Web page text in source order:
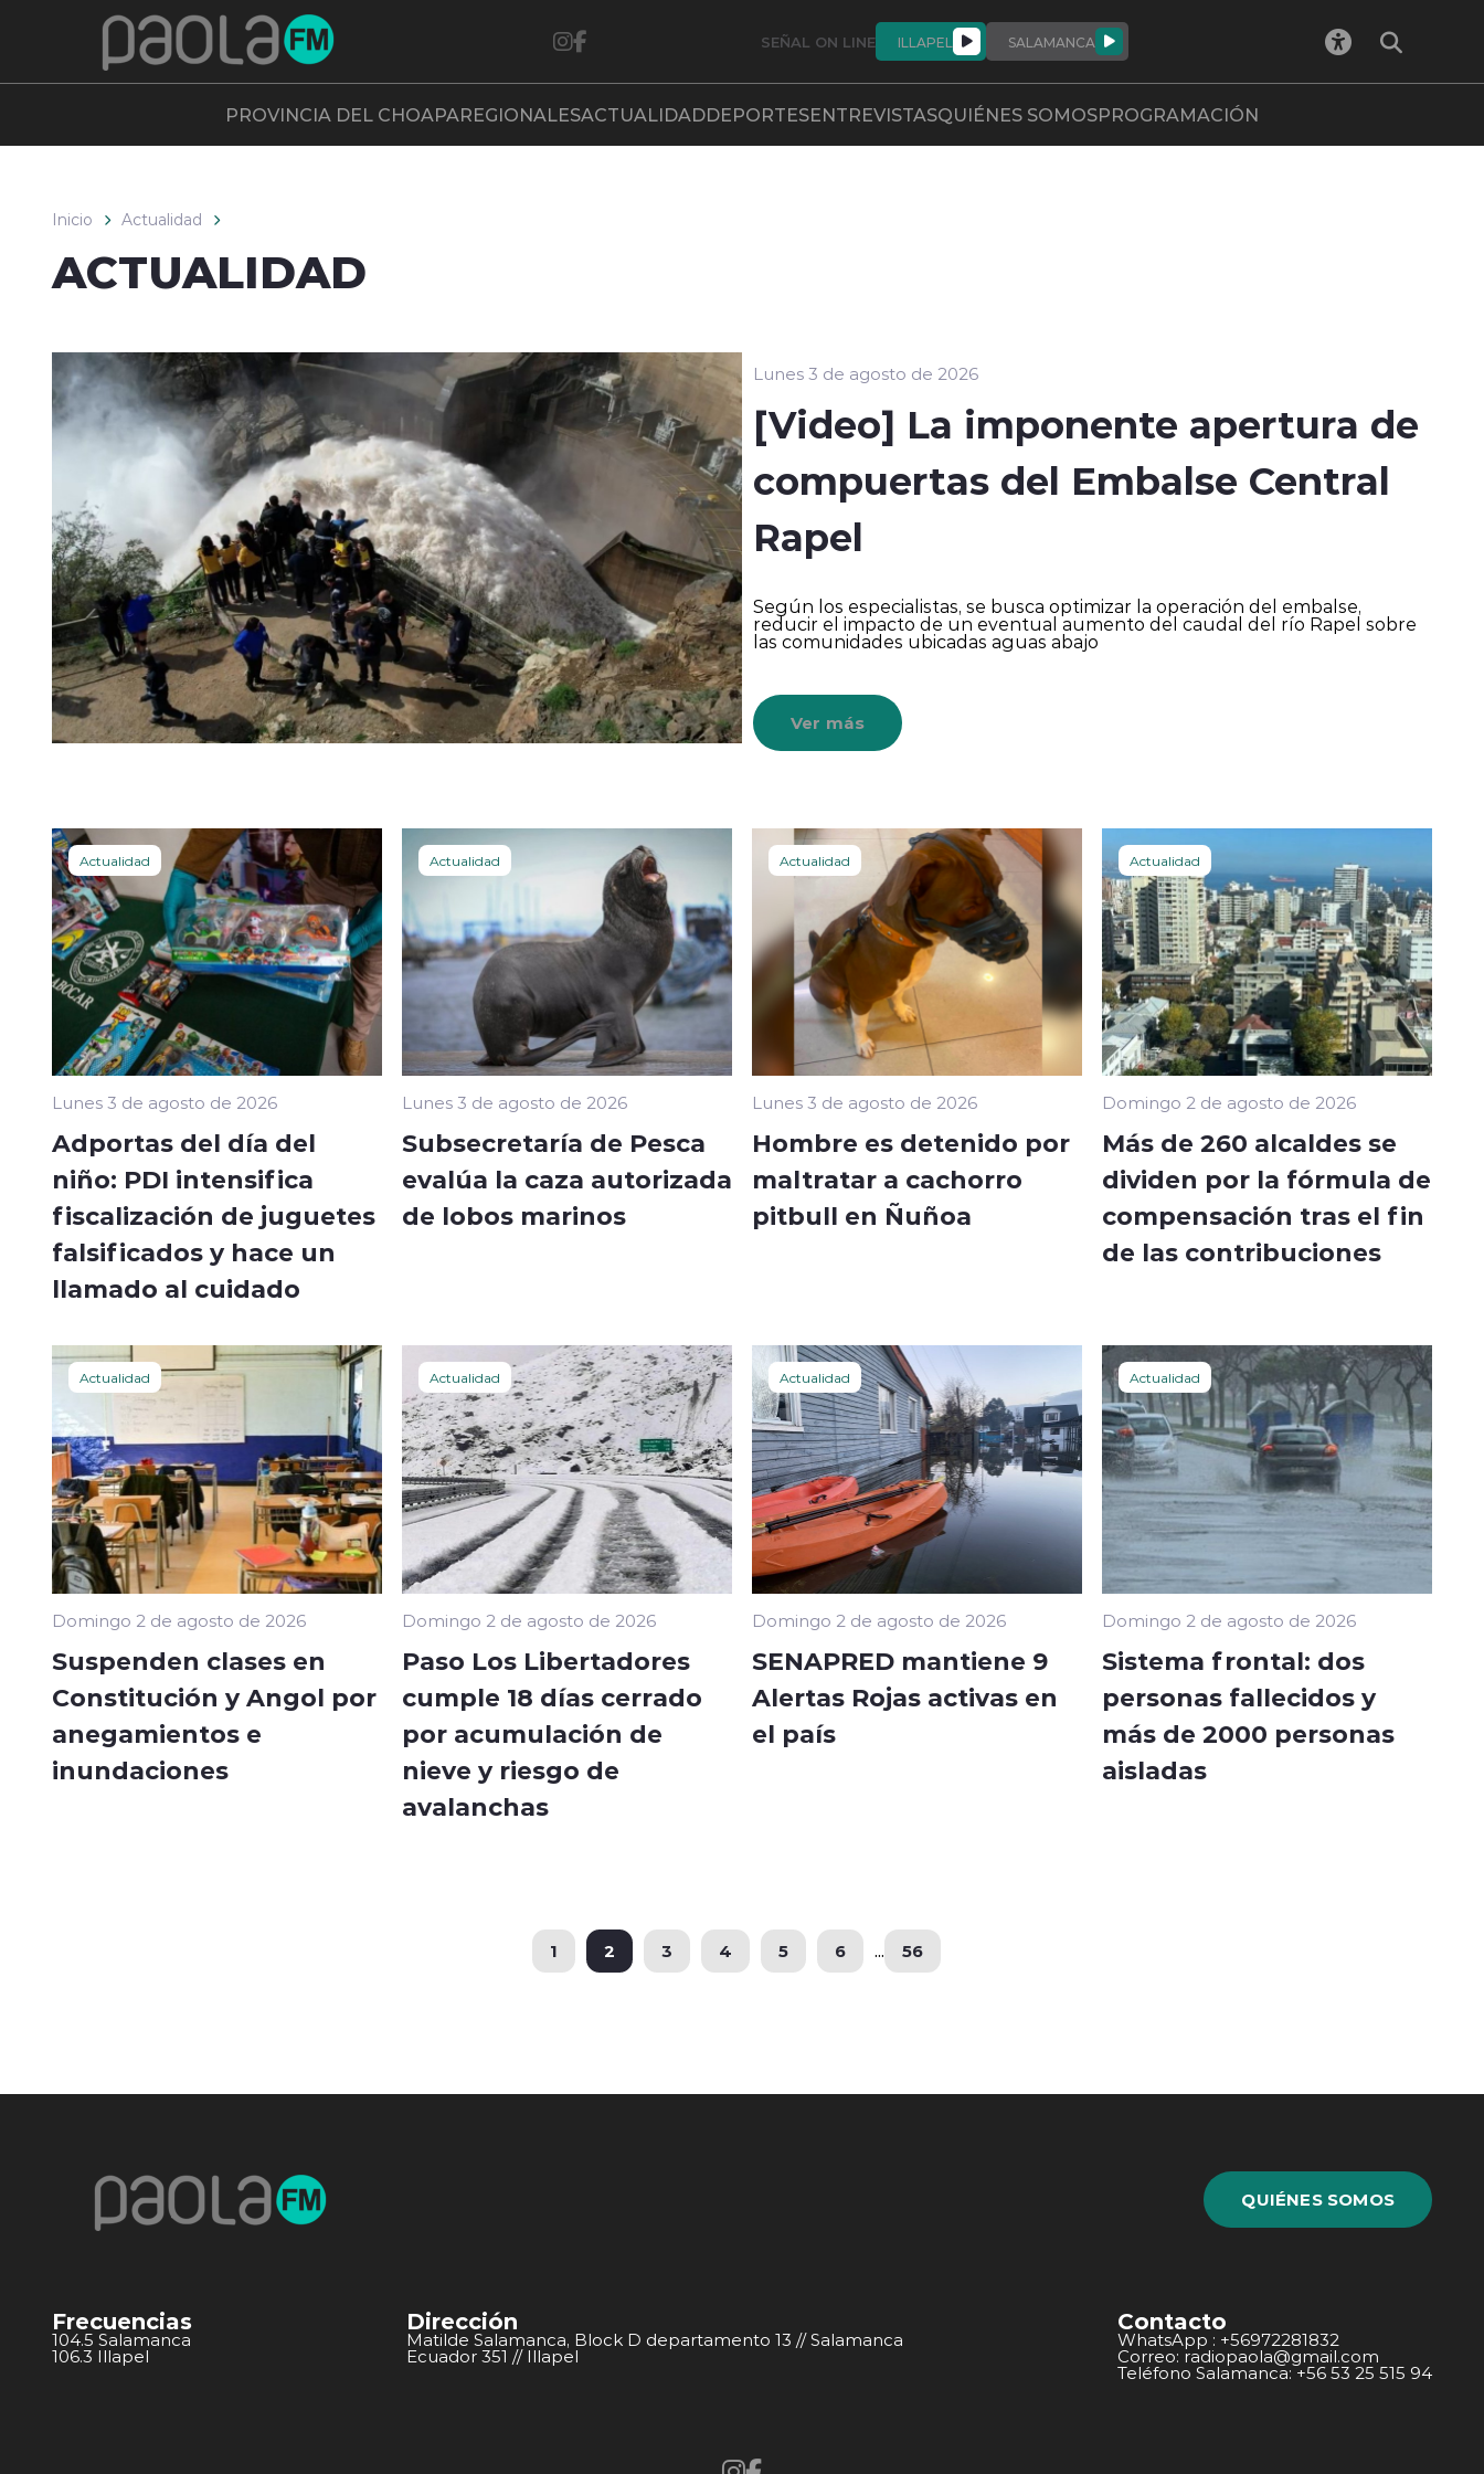
SEÑAL ON LINE ILLAPEL SALAMANCA
PROVINCIA DEL CHOAPAREGIONALESACTUALIDADDEPORTESENTREVISTASQUIÉNES SOMOSPROGRAMACIÓN
Inicio Actualidad
ACTUALIDAD
Lunes 3 de agosto de 2026
[Video] La imponente apertura de
compuertas del Embalse Central
Rapel
Según los especialistas, se busca optimizar la operación del embalse,
reducir el impacto de un eventual aumento del caudal del río Rapel sobre
las comunidades ubicadas aguas abajo
Ver más
Actualidad
Lunes 3 de agosto de 2026
Adportas del día del
niño: PDI intensifica
fiscalización de juguetes
falsificados y hace un
llamado al cuidado
Actualidad
Lunes 3 de agosto de 2026
Subsecretaría de Pesca
evalúa la caza autorizada
de lobos marinos
Actualidad
Lunes 3 de agosto de 2026
Hombre es detenido por
maltratar a cachorro
pitbull en Ñuñoa
Actualidad
Domingo 2 de agosto de 2026
Más de 260 alcaldes se
dividen por la fórmula de
compensación tras el fin
de las contribuciones
Actualidad
Domingo 2 de agosto de 2026
Suspenden clases en
Constitución y Angol por
anegamientos e
inundaciones
Actualidad
Domingo 2 de agosto de 2026
Paso Los Libertadores
cumple 18 días cerrado
por acumulación de
nieve y riesgo de
avalanchas
Actualidad
Domingo 2 de agosto de 2026
SENAPRED mantiene 9
Alertas Rojas activas en
el país
Actualidad
Domingo 2 de agosto de 2026
Sistema frontal: dos
personas fallecidos y
más de 2000 personas
aisladas
1 2 3 4 5 6 ... 56
QUIÉNES SOMOS
Frecuencias
104.5 Salamanca
106.3 Illapel
Dirección
Matilde Salamanca, Block D departamento 13 // Salamanca
Ecuador 351 // Illapel
Contacto
WhatsApp : +56972281832
Correo: radiopaola@gmail.com
Teléfono Salamanca: +56 53 25 515 94